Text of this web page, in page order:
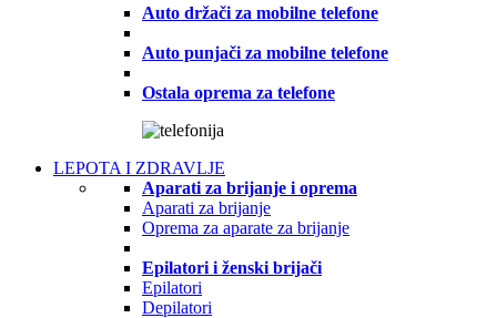
Auto držači za mobilne telefone
Auto punjači za mobilne telefone
Ostala oprema za telefone
LEPOTA I ZDRAVLJE
Aparati za brijanje i oprema
Aparati za brijanje
Oprema za aparate za brijanje
Epilatori i ženski brijači
Epilatori
Depilatori